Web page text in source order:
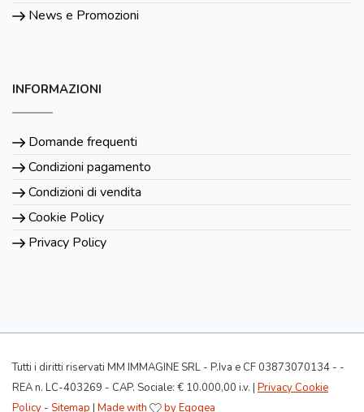
News e Promozioni
INFORMAZIONI
Domande frequenti
Condizioni pagamento
Condizioni di vendita
Cookie Policy
Privacy Policy
Tutti i diritti riservati MM IMMAGINE SRL - P.Iva e CF 03873070134 - -
REA n. LC-403269 - CAP. Sociale: € 10.000,00 i.v. | Privacy Cookie
Policy - Sitemap | Made with by Egogea